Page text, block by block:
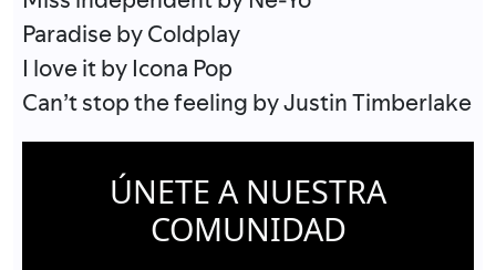
Paradise by Coldplay
I love it by Icona Pop
Can’t stop the feeling by Justin Timberlake
ÚNETE A NUESTRA
COMUNIDAD